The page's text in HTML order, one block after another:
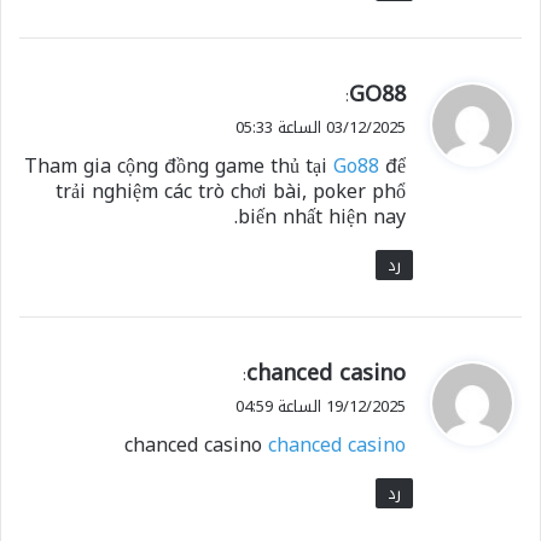
ي
ق
ل
GO88
:
03/12/2025 الساعة 05:33
Tham gia cộng đồng game thủ tạiGo88 để
trải nghiệm các trò chơi bài, poker phổ
biến nhất hiện nay.
رد
ي
ق
ل
chanced casino
:
19/12/2025 الساعة 04:59
chanced casinochanced casino
رد